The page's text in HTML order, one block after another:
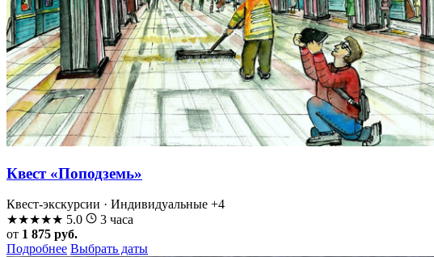
Квест «Поподземь»
Квест-экскурсии · Индивидуальные +4
★★★★★ 5.0
3 часа
от 1 875 руб.
Подробнее Выбрать даты